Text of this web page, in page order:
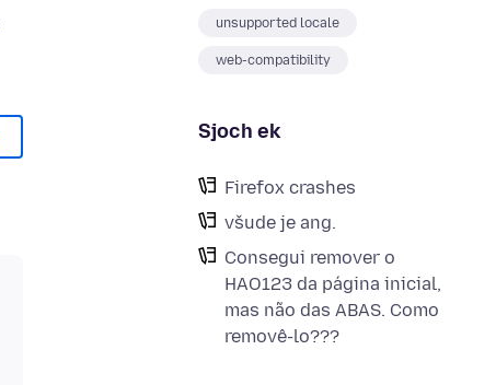
unsupported locale
web-compatibility
Sjoch ek
Firefox crashes
všude je ang.
Consegui remover o
HAO123 da página inicial,
mas não das ABAS. Como
removê-lo???